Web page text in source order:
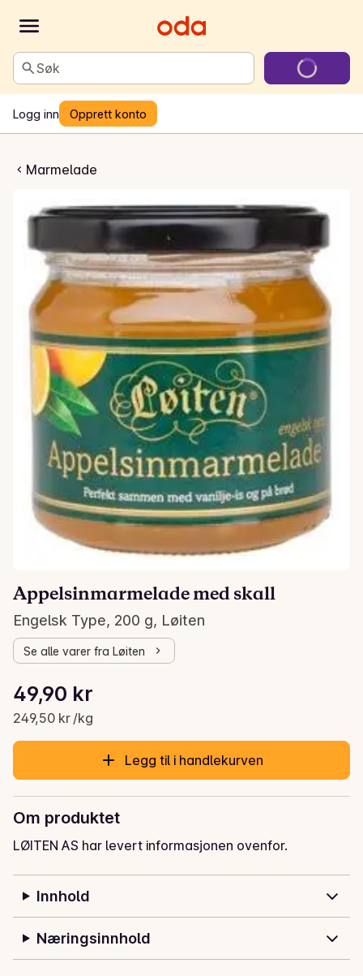
Søk
Logg inn Opprett konto
Marmelade
med skall
Appelsinmarmelade med skall
Engelsk Type, 200 g, Løiten
Se alle varer fra Løiten
Gjeldende pris er: 49,90 kr
49,90 kr
249,50 kr /kg
Stykkpris: 249,50 kr /kg
Legg til i handlekurven
Om produktet
LØITEN AS har levert informasjonen ovenfor.
Innhold
Næringsinnhold